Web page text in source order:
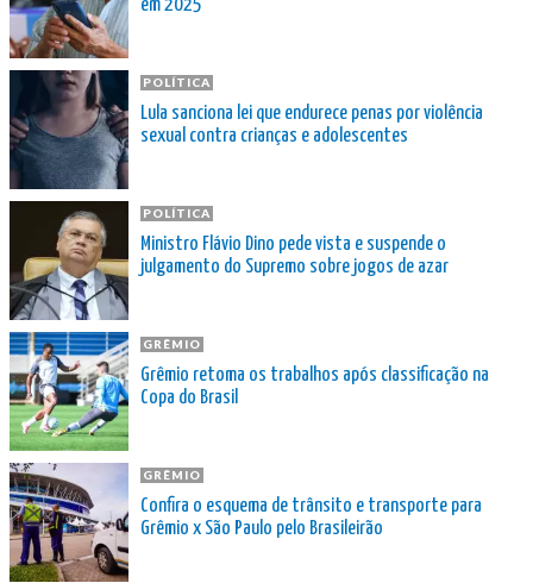
em 2025
POLÍTICA
Lula sanciona lei que endurece penas por violência
sexual contra crianças e adolescentes
POLÍTICA
Ministro Flávio Dino pede vista e suspende o
julgamento do Supremo sobre jogos de azar
GRÊMIO
Grêmio retoma os trabalhos após classificação na
Copa do Brasil
GRÊMIO
Confira o esquema de trânsito e transporte para
Grêmio x São Paulo pelo Brasileirão